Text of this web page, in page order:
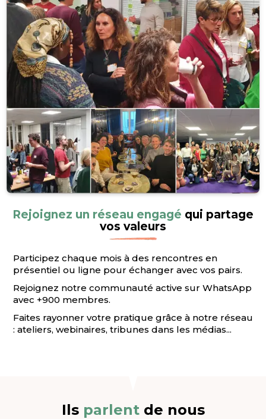
Rejoignez un réseau engagé qui partage
vos valeurs
Participez chaque mois à des rencontres en
présentiel ou ligne pour échanger avec vos pairs.
Rejoignez notre communauté active sur WhatsApp
avec +900 membres.
Faites rayonner votre pratique grâce à notre réseau
: ateliers, webinaires, tribunes dans les médias...
Ils parlentde nous